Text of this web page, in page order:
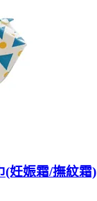
(妊娠霜/撫紋霜)